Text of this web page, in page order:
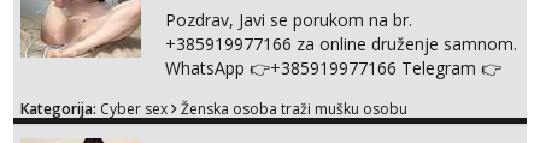
Pozdrav, Javi se porukom na br.
+385919977166 za online druženje samnom.
WhatsApp 👉+385919977166 Telegram 👉
solo i s partnerom, kolegicama
Kategorija: Cyber sex Ženska osoba traži mušku osobu